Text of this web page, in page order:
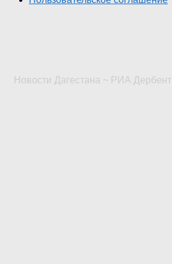
Новости Дагестана ~ РИА Дербент